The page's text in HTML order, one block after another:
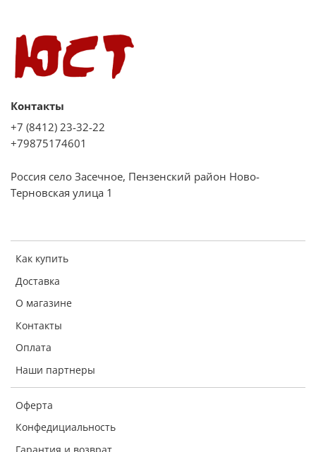
Как купить
Доставка
О магазине
Контакты
Оплата
Наши партнеры
Оферта
Конфедициальность
Гарантия и возврат
Контакты
+7 (8412) 23-32-22
+79875174601
Россия село Засечное, Пензенский район Ново-
Терновская улица 1